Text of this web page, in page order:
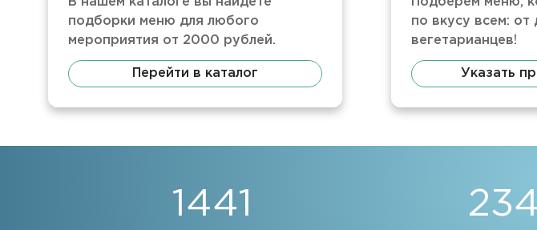
подборки меню для любого
мероприятия от 2000 рублей.
Перейти в каталог
по вкусу всем: от
вегетарианцев!
Указать
1441